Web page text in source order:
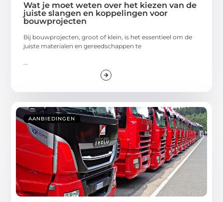
Wat je moet weten over het kiezen van de
juiste slangen en koppelingen voor
bouwprojecten
Bij bouwprojecten, groot of klein, is het essentieel om de
juiste materialen en gereedschappen te
AANBIEDINGEN